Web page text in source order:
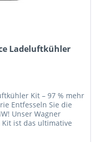
Ladeluftkühler
Kit – 97 % mehr
Entfesseln Sie die
Unser Wagner
ist das ultimative